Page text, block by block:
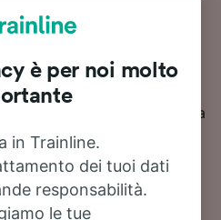
arrivare in treno a
T1? Scopri orari,
più adatto a te con
Malpensa Aeroporto T1 a
3 ore 47 minuti. In
Aeroporto T1 a
treni treni al giorno.
Malpensa Aeroporto T1 a
è per noi molto
in Trainline.
dei tuoi dati
responsabilità.
le tue